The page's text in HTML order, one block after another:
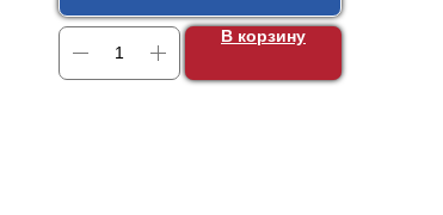
В корзину